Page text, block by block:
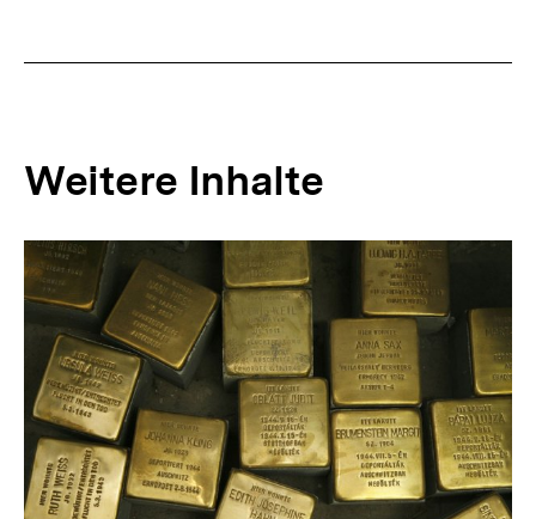
Weitere Inhalte
Inhaltskarousell
für
weitere
Inhalte
Inhaltskarussell
überspringen